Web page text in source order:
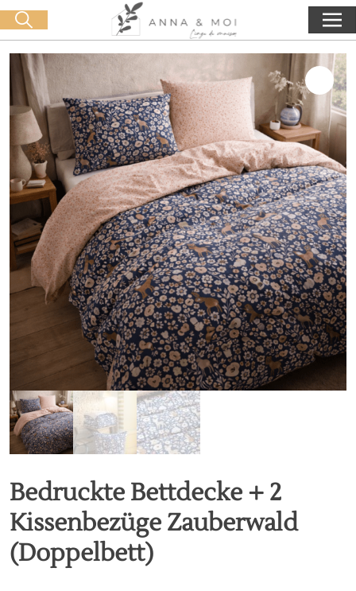
Kostenlose Lieferung ab 60€ Einkauf 0,00€
Suche starten
Bedruckte Bettdecke + 2
Kissenbezüge Zauberwald
(Doppelbett)